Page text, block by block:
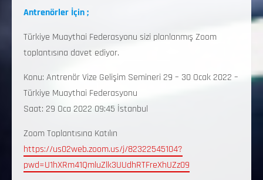
Antrenörler İçin ;
Türkiye Muaythai Federasyonu sizi planlanmış Zoom
toplantısına davet ediyor.
Konu: Antrenör Vize Gelişim Semineri 29 – 30 Ocak 2022 –
Türkiye Muaythai Federasyonu
Saat: 29 Oca 2022 09:45 İstanbul
Zoom Toplantısına Katılın
https://us02web.zoom.us/j/82322545104?
pwd=U1hXRm41QmluZlk3UUdhRTFreXhUZz09